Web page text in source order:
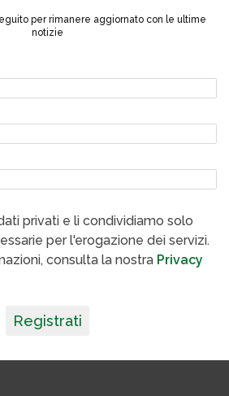
per rimanere aggiornato con le ultime
notizie
privati e li condividiamo solo
per l'erogazione dei servizi.
consulta la nostra Privacy
Registrati